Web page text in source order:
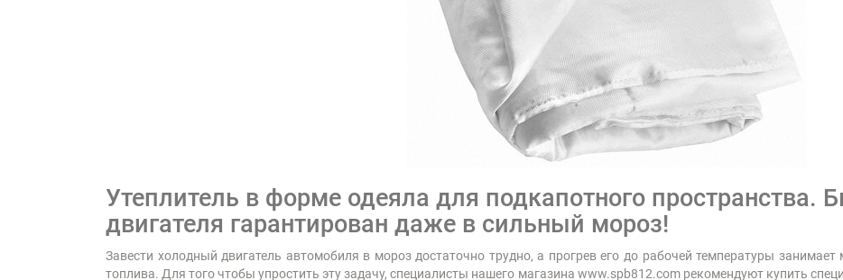
Утеплитель в форме одеяла для подкапотного пространства.
двигателя гарантирован даже в сильный мороз!
Завести холодный двигатель автомобиля в мороз достаточно трудно, а прогрев его до рабочей температуры
топлива. Для того чтобы упростить эту задачу, специалисты нашего магазина www.spb812.com рекомендуют купить